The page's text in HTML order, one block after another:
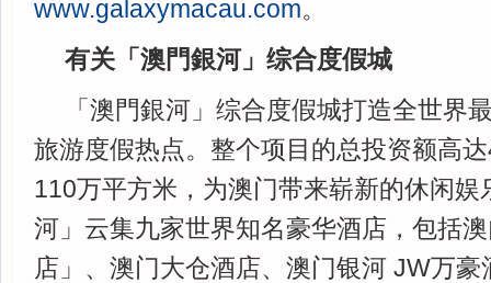
www.galaxymacau.com。
有关「澳門銀河」综合度假城
「澳門銀河」综合度假城打造全世界
旅游度假热点。整个项目的总投资额高
110万平方米，为澳门带来崭新的休闲娱
河」云集九家世界知名豪华酒店，包括
店」、澳门大仓酒店、澳门银河 JW万